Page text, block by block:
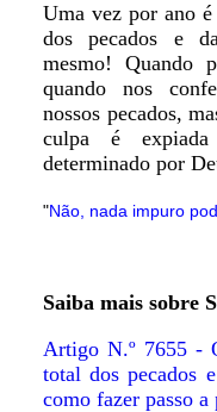
Uma vez por ano
dos pecados e
mesmo! Quando
quando nos
nossos pecados,
culpa é
determinado por
"Não, nada impuro
Saiba mais sobre
Artigo N.º 7655 -
total dos pecados
como fazer passo a